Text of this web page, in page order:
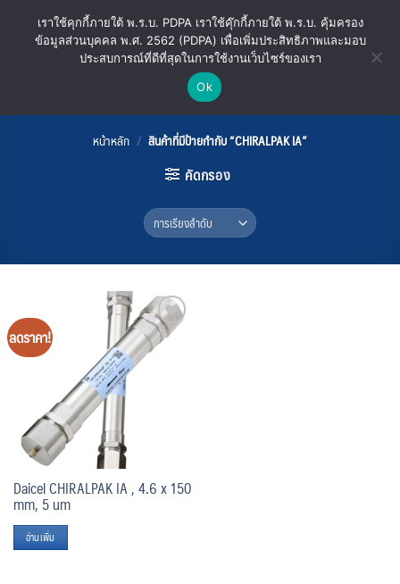
CHIRALPAK IA
หน้าหลัก / สินค้าที่มีป้ายกำกับ “CHIRALPAK IA”
คัดกรอง
ลดราคา! Add
Daicel CHIRALPAK IA , 4.6 x 150
mm, 5 um
อ่านเพิ่ม
เราใช้คุกกี้ภายใต้ พ.ร.บ. PDPA เราใช้คุ๊กกี้ภายใต้ พ.ร.บ. คุ้มครอง
ข้อมูลส่วนบุคคล พ.ศ. 2562 (PDPA) เพื่อเพิ่มประสิทธิภาพและมอบ
ประสบการณ์ที่ดีที่สุดในการใช้งานเว็บไซร์ของเรา
Ok